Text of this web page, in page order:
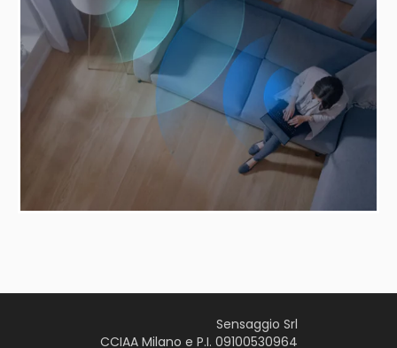
Sensaggio Srl
CCIAA Milano e P.I. 09100530964